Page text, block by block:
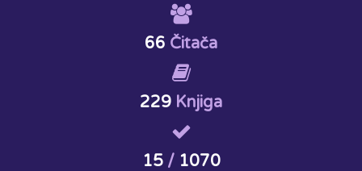
66 Čitača
229 Knjiga
15/ 1070